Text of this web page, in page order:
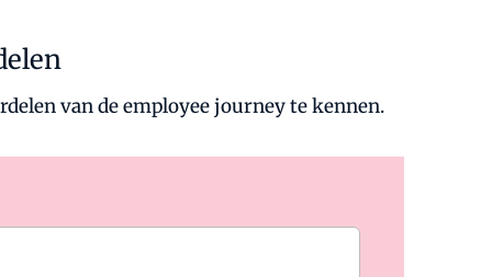
van de employee journey te kennen.